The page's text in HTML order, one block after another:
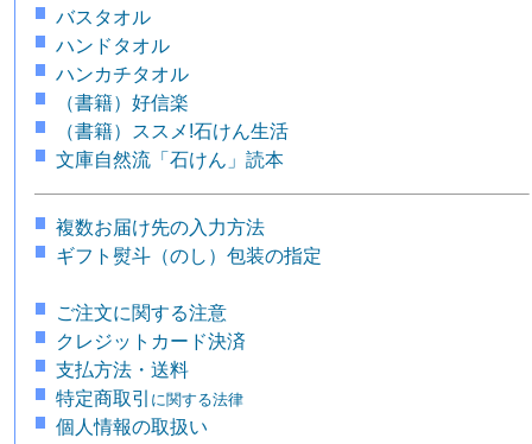
バスタオル
ハンドタオル
ハンカチタオル
（書籍）好信楽
（書籍）ススメ!石けん生活
文庫自然流「石けん」読本
複数お届け先の入力方法
ギフト熨斗（のし）包装の指定
ご注文に関する注意
クレジットカード決済
支払方法・送料
特定商取引 に関する法律
個人情報の取扱い